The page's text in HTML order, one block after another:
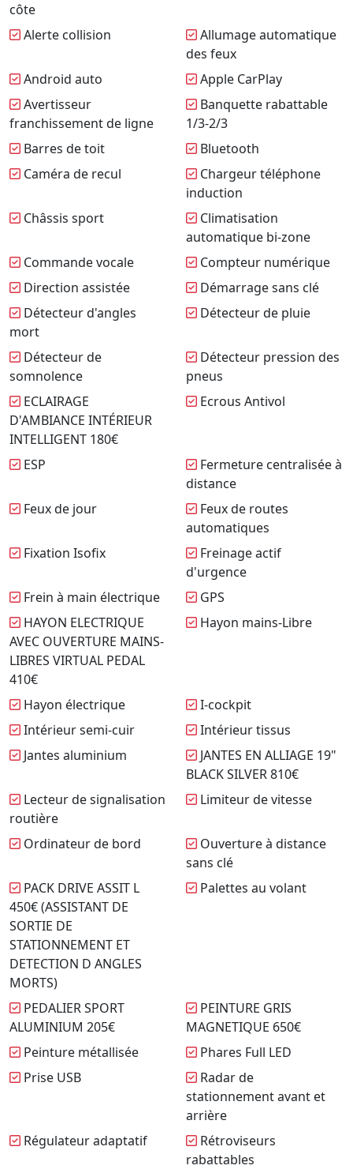
côte
Alerte collision
Allumage automatique
des feux
Android auto
Apple CarPlay
Avertisseur
franchissement de ligne
Banquette rabattable
1/3-2/3
Barres de toit
Bluetooth
Caméra de recul
Chargeur téléphone
induction
Châssis sport
Climatisation
automatique bi-zone
Commande vocale
Compteur numérique
Direction assistée
Démarrage sans clé
Détecteur d'angles
mort
Détecteur de pluie
Détecteur de
somnolence
Détecteur pression des
pneus
ECLAIRAGE
D'AMBIANCE INTÉRIEUR
INTELLIGENT 180€
Ecrous Antivol
ESP
Fermeture centralisée à
distance
Feux de jour
Feux de routes
automatiques
Fixation Isofix
Freinage actif
d'urgence
Frein à main électrique
GPS
HAYON ELECTRIQUE
AVEC OUVERTURE MAINS-
LIBRES VIRTUAL PEDAL
410€
Hayon mains-Libre
Hayon électrique
I-cockpit
Intérieur semi-cuir
Intérieur tissus
Jantes aluminium
JANTES EN ALLIAGE 19"
BLACK SILVER 810€
Lecteur de signalisation
routière
Limiteur de vitesse
Ordinateur de bord
Ouverture à distance
sans clé
PACK DRIVE ASSIT L
450€ (ASSISTANT DE
SORTIE DE
STATIONNEMENT ET
DETECTION D ANGLES
MORTS)
Palettes au volant
PEDALIER SPORT
ALUMINIUM 205€
PEINTURE GRIS
MAGNETIQUE 650€
Peinture métallisée
Phares Full LED
Prise USB
Radar de
stationnement avant et
arrière
Régulateur adaptatif
Rétroviseurs
rabattables